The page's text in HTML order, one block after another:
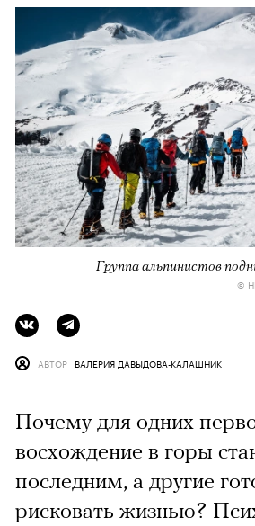
Группа альпинистов
©
АВТОР ВАЛЕРИЯ ДАВЫДОВА-КАЛАШНИК
Почему для одних
восхождение в горы
последним, а другие
рисковать жизнью?